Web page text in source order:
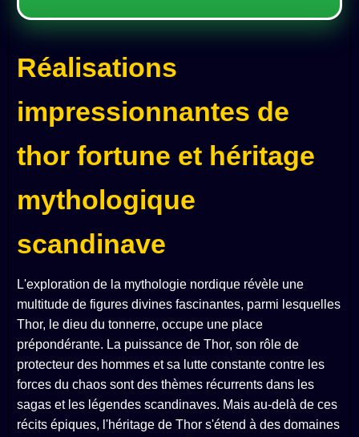
Réalisations
impressionnantes de
thor fortune et héritage
mythologique
scandinave
L'exploration de la mythologie nordique révèle une
multitude de figures divines fascinantes, parmi lesquelles
Thor, le dieu du tonnerre, occupe une place
prépondérante. La puissance de Thor, son rôle de
protecteur des hommes et sa lutte constante contre les
forces du chaos sont des thèmes récurrents dans les
sagas et les légendes scandinaves. Mais au-delà de ces
récits épiques, l'héritage de Thor s'étend à des domaines